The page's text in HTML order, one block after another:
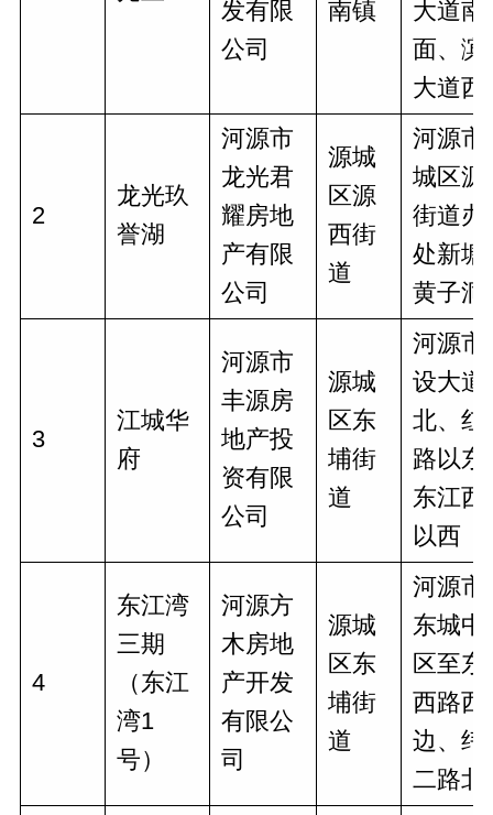
发有限
公司
南镇
大道南
面、滨
大道西
2
龙光玖
誉湖
河源市
龙光君
耀房地
产有限
公司
源城
区源
西街
道
河源市
城区源
街道办
处新塘
黄子洞
3
江城华
府
河源市
丰源房
地产投
资有限
公司
源城
区东
埔街
道
河源市
设大道
北、红
路以东
东江西
以西
4
东江湾
三期
（东江
湾1
号）
河源方
木房地
产开发
有限公
司
源城
区东
埔街
道
河源市
东城中
区至东
西路西
边、纬
二路北